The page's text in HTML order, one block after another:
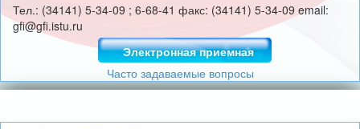
Тел.: (34141) 5-34-09 ; 6-68-41 факс: (34141) 5-34-09 email:
gfi@gfi.istu.ru
Электронная приемная
Часто задаваемые вопросы